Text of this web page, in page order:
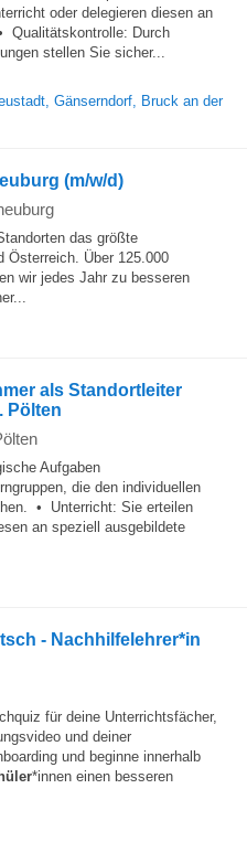
oder delegieren diesen an
Qualitätskontrolle: Durch
stellen Sie sicher...
Gänserndorf, Bruck an der
(m/w/d)
das größte
Österreich. Über 125.000
wir jedes Jahr zu besseren
als Standortleiter
Pölten
Aufgaben
die den individuellen
• Unterricht: Sie erteilen
an speziell ausgebildete
- Nachhilfelehrer*in
für deine Unterrichtsfächer,
und deiner
und beginne innerhalb
*innen einen besseren